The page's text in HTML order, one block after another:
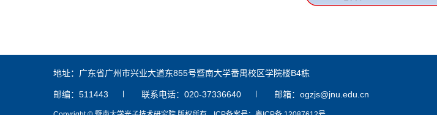
地址：广东省广州市兴业大道东855号暨南大学番禺校区学院楼B4栋
邮编：511443 联系电话：020-37336640 邮箱：ogzjs@jnu.edu.cn